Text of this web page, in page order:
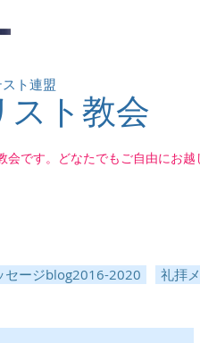
です。どなたでもご自由にお越
ト連盟
スト教会
セージblog2016-2020 礼拝